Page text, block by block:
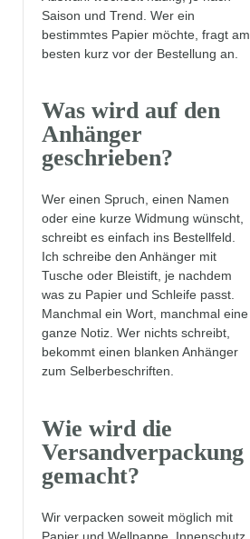
Saison und Trend. Wer ein
bestimmtes Papier möchte, fragt am
besten kurz vor der Bestellung an.
Was wird auf den
Anhänger
geschrieben?
Wer einen Spruch, einen Namen
oder eine kurze Widmung wünscht,
schreibt es einfach ins Bestellfeld.
Ich schreibe den Anhänger mit
Tusche oder Bleistift, je nachdem
was zu Papier und Schleife passt.
Manchmal ein Wort, manchmal eine
ganze Notiz. Wer nichts schreibt,
bekommt einen blanken Anhänger
zum Selberbeschriften.
Wie wird die
Versandverpackung
gemacht?
Wir verpacken soweit möglich mit